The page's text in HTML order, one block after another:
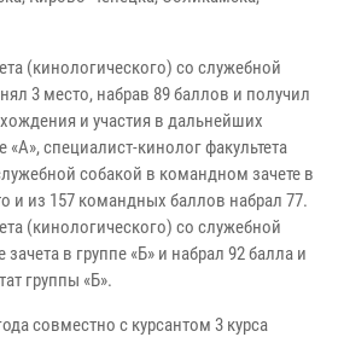
(кинологического) со служебной
3 место, набрав 89 баллов и получил
и участия в дальнейших
«А», специалист-кинолог факультета
собакой в командном зачете в
и из 157 командных баллов набрал 77.
(кинологического) со служебной
в группе «Б» и набрал 92 балла и
группы «Б».
совместно с курсантом 3 курса